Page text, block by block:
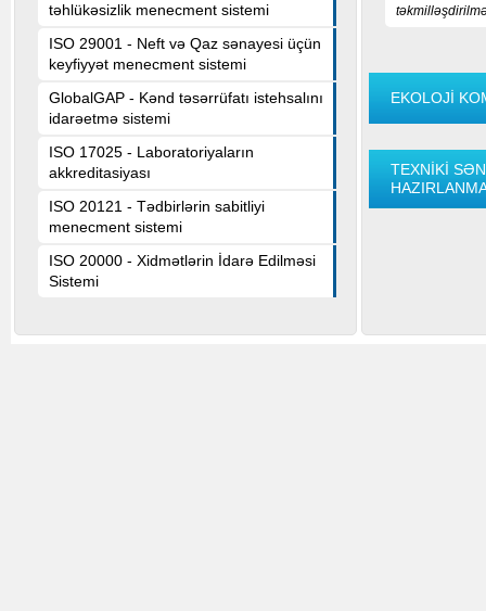
təhlükəsizlik menecment sistemi
ISO 29001 - Neft və Qaz sənayesi üçün
keyfiyyət menecment sistemi
GlobalGAP - Kənd təsərrüfatı istehsalını
idarəetmə sistemi
ISO 17025 - Laboratoriyaların
akkreditasiyası
ISO 20121 - Tədbirlərin sabitliyi
menecment sistemi
ISO 20000 - Xidmətlərin İdarə Edilməsi
Sistemi
EKOLOJİ
TEXNİKİ